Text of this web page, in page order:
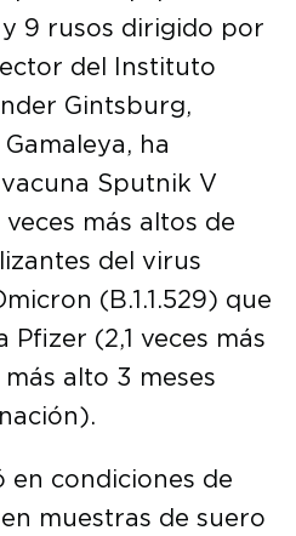
9 rusos dirigido por
del Instituto
Gintsburg,
ha
Sputnik V
más altos de
del virus
(B.1.1.529) que
Pfizer (2,1 veces más
alto 3 meses
en condiciones de
muestras de suero